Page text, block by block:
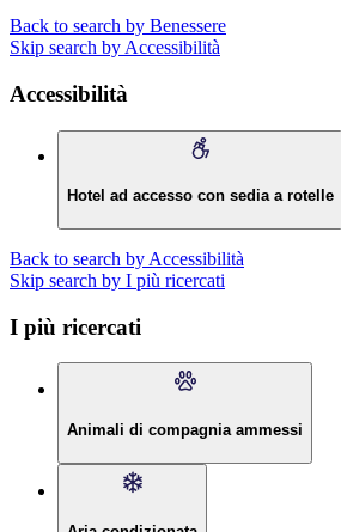
Back to search by Benessere
Skip search by Accessibilità
Accessibilità
Hotel ad accesso con sedia a rotelle
Back to search by Accessibilità
Skip search by I più ricercati
I più ricercati
Animali di compagnia ammessi